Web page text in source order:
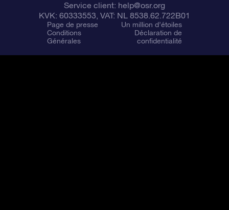
Service client: help@osr.org
KVK: 60333553, VAT: NL 8538.62.722B01
Page de presse
Un million d’étoiles
Conditions
Générales
Déclaration de
confidentialité